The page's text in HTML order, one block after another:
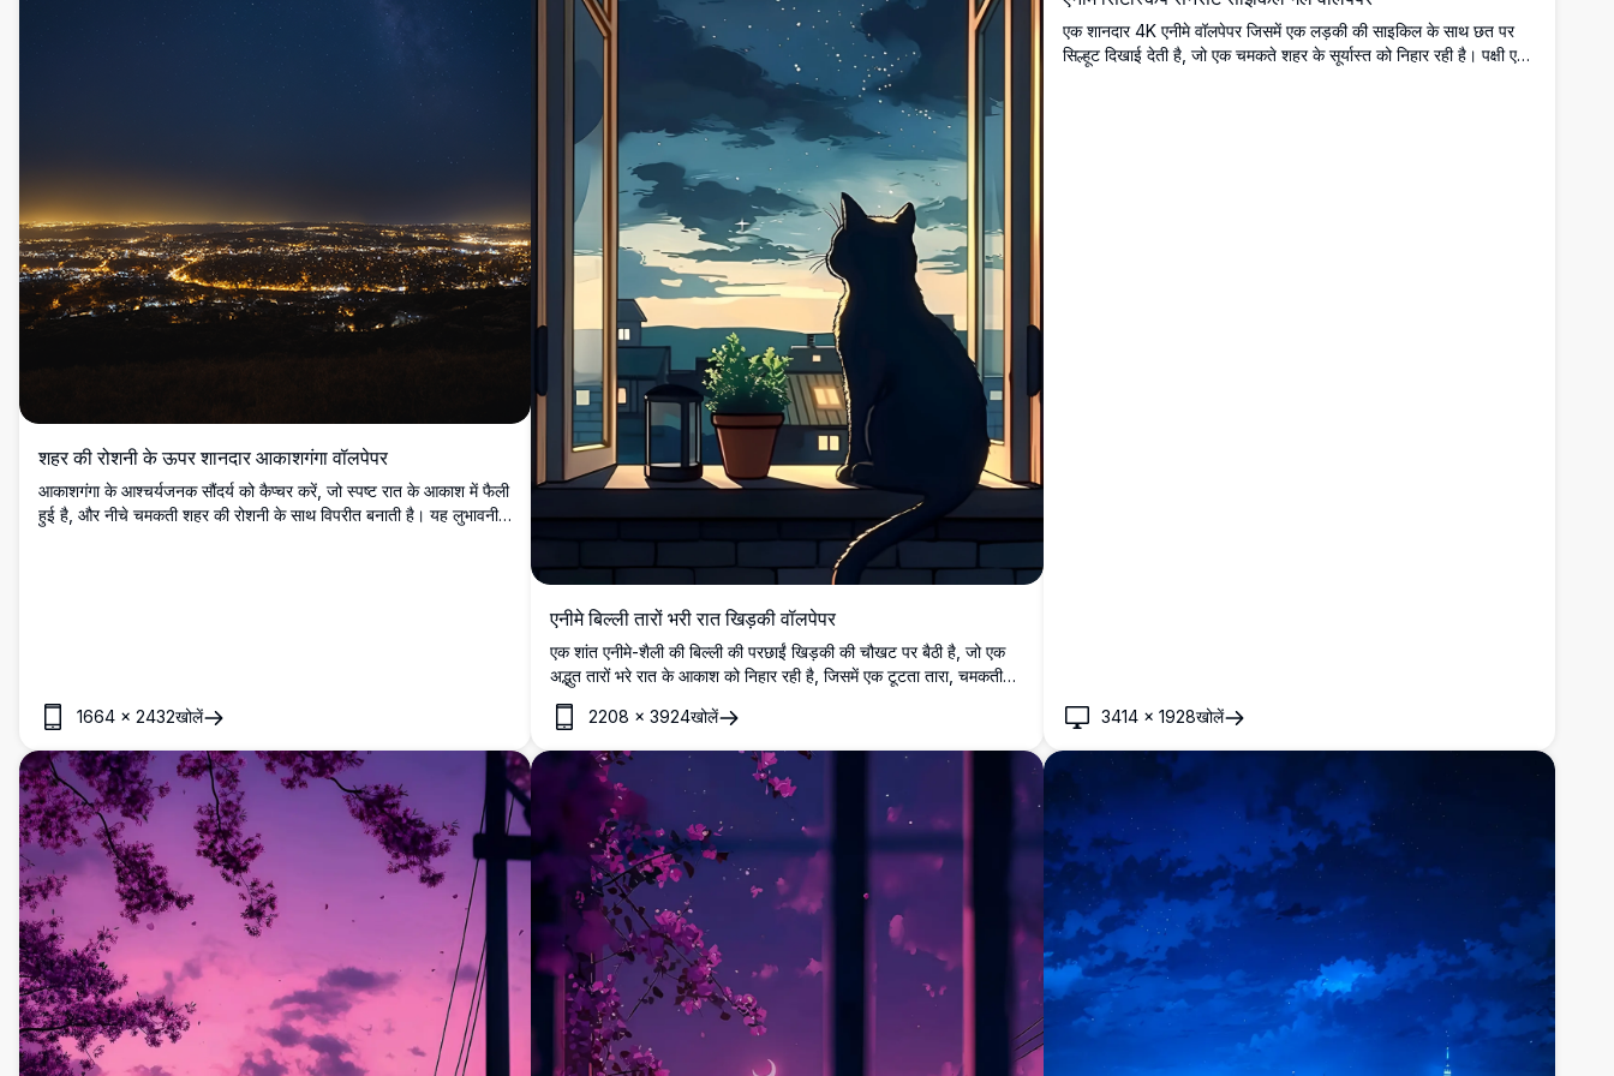
शहर की रोशनी के ऊपर शानदार आकाशगंगा वॉलपेपर
आकाशगंगा के आश्चर्यजनक सौंदर्य को कैप्चर करें, जो स्पष्ट रात के आकाश में फैली
हुई है, और नीचे चमकती शहर की रोशनी के साथ विपरीत बनाती है। यह लुभावनी
1664 × 2432खोलें
एनीमे बिल्ली तारों भरी रात खिड़की वॉलपेपर
एक शांत एनीमे-शैली की बिल्ली की परछाईं खिड़की की चौखट पर बैठी है, जो एक
अद्भुत तारों भरे रात के आकाश को निहार रही है, जिसमें एक टूटता तारा, चमकती
छतें और एक लालटेन के पास रखा गमला है।
2208 ×3924खोलें
एक शानदार 4K एनीमे वॉलपेपर जिसमें एक लड़की की साइकिल के साथ छत पर
सिल्हूट दिखाई देती है, जो एक चमकते शहर के सूर्यास्त को निहार रही है। पक्षी एक
3414× 1928खोलें